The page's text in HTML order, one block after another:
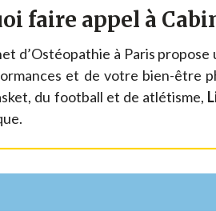
faire appel à
d’Ostéopathie à Paris
et de votre bien-être
du football et de atlétisme,